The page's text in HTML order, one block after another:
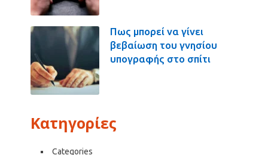
Πως μπορεί να γίνει
βεβαίωση του γνησίου
υπογραφής στο σπίτι
Κατηγορίες
Categories